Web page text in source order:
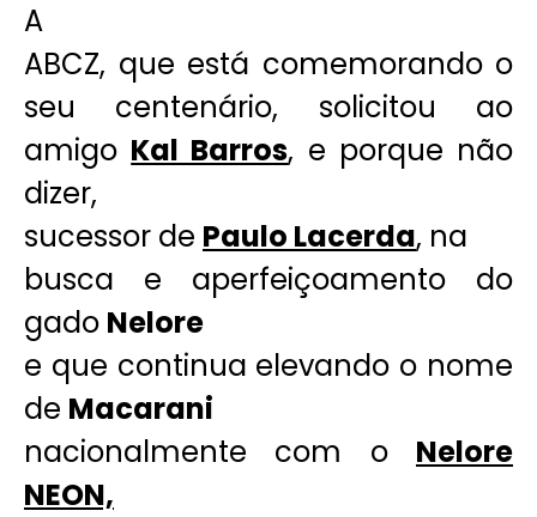
A
ABCZ, que está comemorando o
seu centenário, solicitou ao
amigo Kal Barros, e porque não
dizer,
sucessor de Paulo Lacerda, na
busca e aperfeiçoamento do
gado Nelore
e que continua elevando o nome
de Macarani
nacionalmente com o Nelore
NEON,